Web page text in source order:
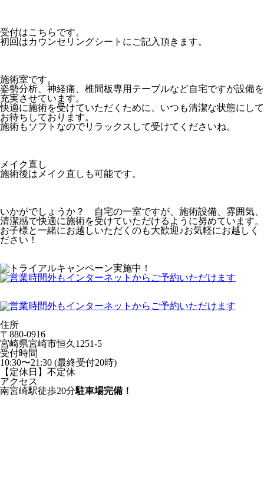
受付はこちらです。
初回はカウンセリングシートにご記入頂きます。
施術室です。
姿勢分析、神経痛、椎間板専用テーブルなど自宅ですが設備を
充実させています。
快適に施術を受けていただくために、いつも清潔な状態にして
お待ちしております。
施術もソフトなのでリラックスして受けてくださいね。
メイク直し
施術後はメイク直しも可能です。
いかがでしょうか？ 自宅の一室ですが、施術設備、雰囲気、
清潔感で快適に施術を受けていただけるように努めています。
お子様と一緒にお越しいただくのも大歓迎♪お気軽にお越しく
ださい！
住所
〒880-0916
宮崎県宮崎市恒久1251-5
受付時間
10:30〜21:30 (最終受付20時)
【定休日】不定休
アクセス
南宮崎駅徒歩20分駐車場完備！